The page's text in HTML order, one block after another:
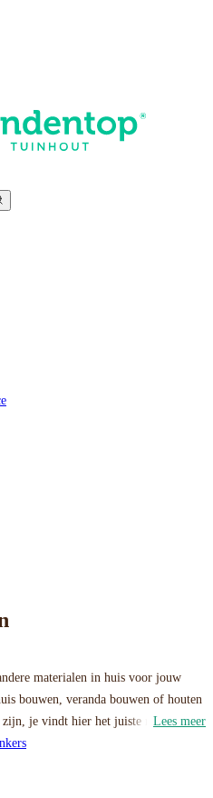
materialen in huis voor jouw
bouwen, veranda bouwen of houten
zijn, je vindt hier het juiste materiaal:
betonpoeren
Lees meer